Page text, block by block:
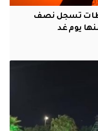
تسجل نصف
يوم غد